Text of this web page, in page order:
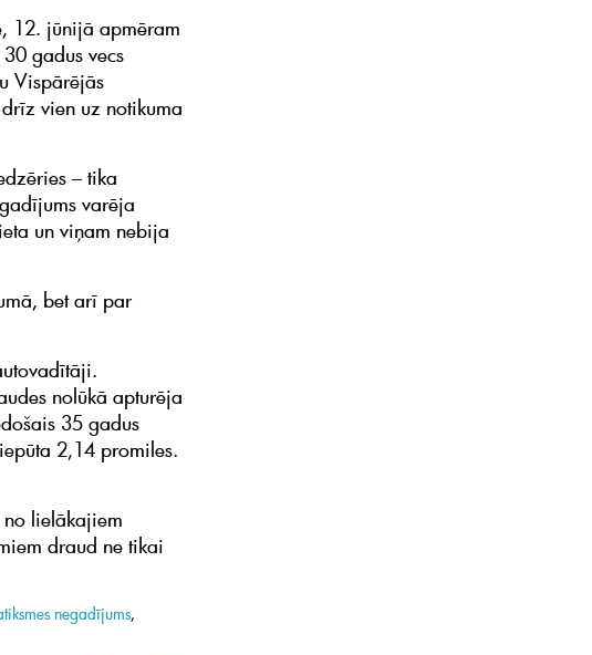
12. jūnijā apmēram
gadus vecs
Vispārējās
vien uz notikuma
– tika
varēja
un viņam nebija
bet arī par
nolūkā apturēja
35 gadus
2,14 promiles.
lielākajiem
draud ne tikai
negadījums,